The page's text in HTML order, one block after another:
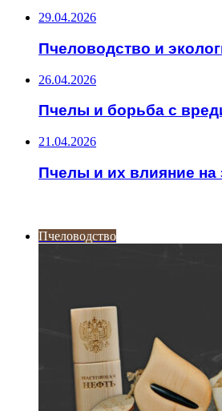
29.04.2026
Пчеловодство и
26.04.2026
Пчелы и борьба с
21.04.2026
Пчелы и их влияние на
Пчеловодство